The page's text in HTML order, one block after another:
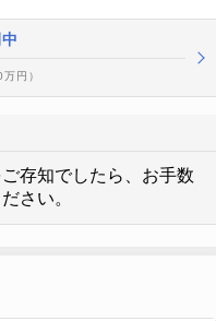
円）
存知でしたら、お手数
さい。